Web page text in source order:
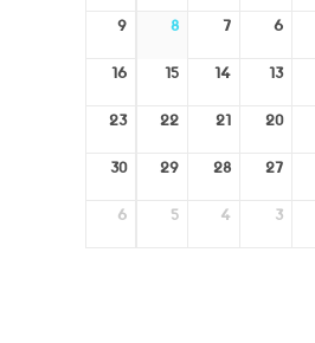
6
7
8
9
13
14
15
16
20
21
22
23
27
28
29
30
3
4
5
6